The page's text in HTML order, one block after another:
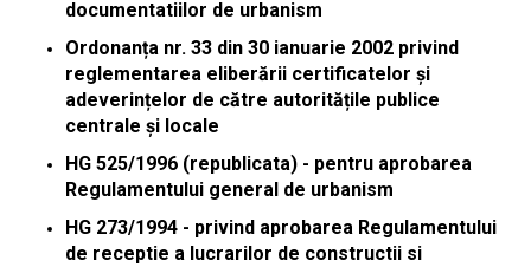
documentatiilor de urbanism
Ordonanța nr. 33 din 30 ianuarie 2002 privind
reglementarea eliberării certificatelor și
adeverințelor de către autoritățile publice
centrale și locale
HG 525/1996 (republicata) - pentru aprobarea
Regulamentului general de urbanism
HG 273/1994 - privind aprobarea Regulamentului
de receptie a lucrarilor de constructii si